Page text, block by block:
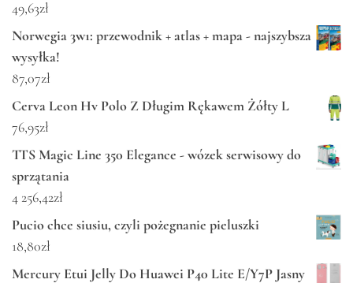
49,63zł
Norwegia 3w1: przewodnik + atlas + mapa - najszybsza
wysyłka!
87,07zł
Cerva Leon Hv Polo Z Długim Rękawem Żółty L
76,95zł
TTS Magic Line 350 Elegance - wózek serwisowy do
sprzątania
4 256,42zł
Pucio chce siusiu, czyli pożegnanie pieluszki
18,80zł
Mercury Etui Jelly Do Huawei P40 Lite E/Y7P Jasny